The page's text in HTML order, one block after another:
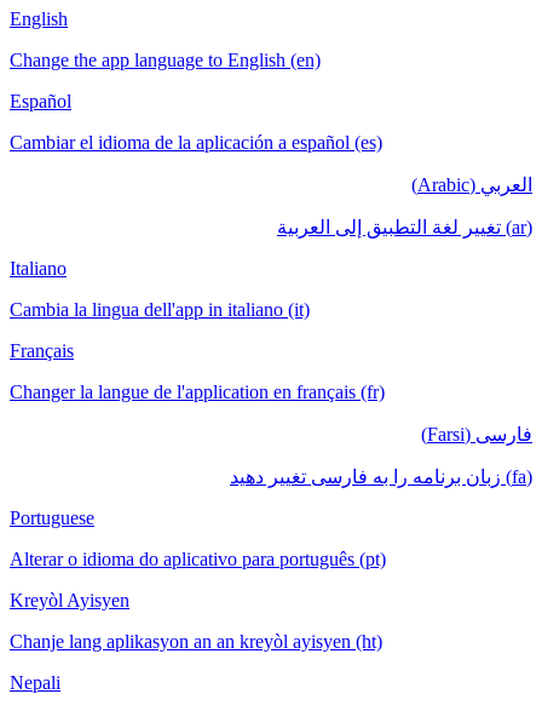
English
Change the app language to English (en)
Español
Cambiar el idioma de la aplicación a español (es)
العربي (Arabic)
(ar) تغيير لغة التطبيق إلى العربية
Italiano
Cambia la lingua dell'app in italiano (it)
Français
Changer la langue de l'application en français (fr)
فارسی (Farsi)
(fa) زبان برنامه را به فارسی تغییر دهید
Portuguese
Alterar o idioma do aplicativo para português (pt)
Kreyòl Ayisyen
Chanje lang aplikasyon an an kreyòl ayisyen (ht)
Nepali